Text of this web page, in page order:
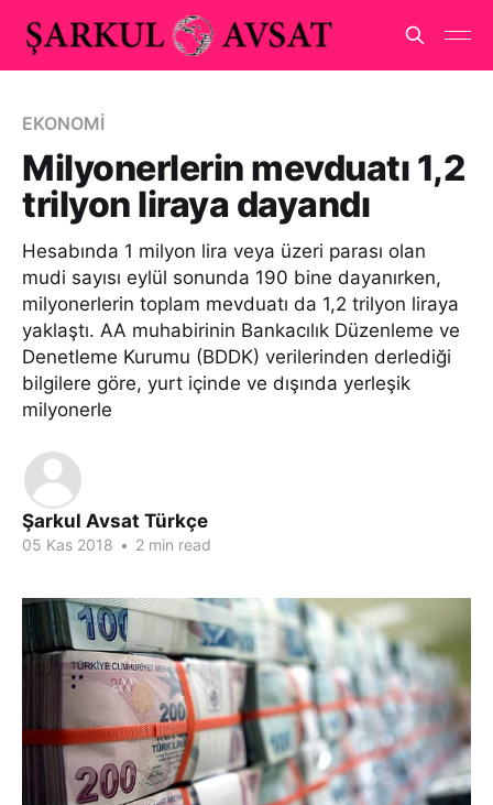
EKONOMİ
Milyonerlerin mevduatı 1,2
trilyon liraya dayandı
Hesabında 1 milyon lira veya üzeri parası olan
mudi sayısı eylül sonunda 190 bine dayanırken,
milyonerlerin toplam mevduatı da 1,2 trilyon liraya
yaklaştı. AA muhabirinin Bankacılık Düzenleme ve
Denetleme Kurumu (BDDK) verilerinden derlediği
bilgilere göre, yurt içinde ve dışında yerleşik
milyonerle
Şarkul Avsat Türkçe
05 Kas 2018 • 2 min read